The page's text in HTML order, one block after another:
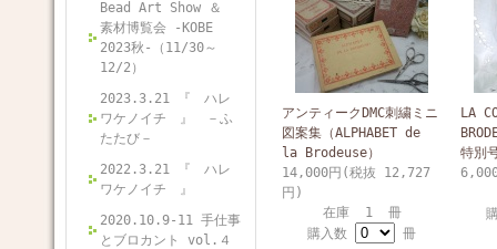
Bead Art Show ＆
素材博覧会 -KOBE
2023秋-（11/30～
12/2）
2023.3.21 『 ハレ
ワケノイチ 』 －ふ
たたび－
2022.3.21 『 ハレ
ワケノイチ 』
2020.10.9-11 手仕事
とブロカント vol.４
アンティークDMC刺繍ミニ
図案集（ALPHABET de
la Brodeuse）
14,000円(税抜 12,727
円)
在庫 1 冊
購入数
冊
LA
特別